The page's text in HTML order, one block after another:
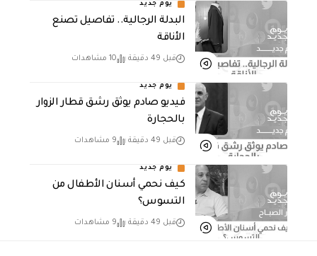
يوم جديد
البدلة الرجالية.. تفاصيل تصنع
الأناقة
قبل 49 دقيقة 10 مشاهدات
يوم جديد
فيديو صادم يوثق رشق قطار الزوار
بالحجارة
قبل 49 دقيقة 9 مشاهدات
يوم جديد
كيف نحمي أسنان الأطفال من
التسوس؟
قبل 49 دقيقة 9 مشاهدات